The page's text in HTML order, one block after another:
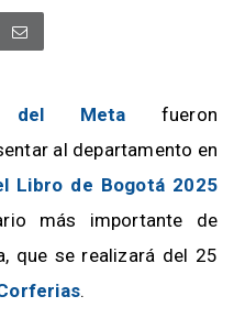
del Meta fueron
al departamento en
Libro de Bogotá 2025
más importante de
que se realizará del 25
.